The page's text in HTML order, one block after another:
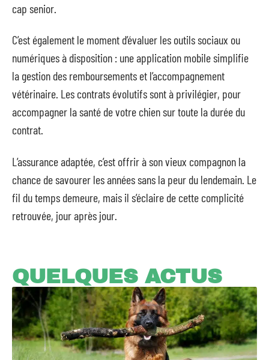
cap senior.
C’est également le moment d’évaluer les outils sociaux ou
numériques à disposition : une application mobile simplifie
la gestion des remboursements et l’accompagnement
vétérinaire. Les contrats évolutifs sont à privilégier, pour
accompagner la santé de votre chien sur toute la durée du
contrat.
L’assurance adaptée, c’est offrir à son vieux compagnon la
chance de savourer les années sans la peur du lendemain. Le
fil du temps demeure, mais il s’éclaire de cette complicité
retrouvée, jour après jour.
QUELQUES ACTUS